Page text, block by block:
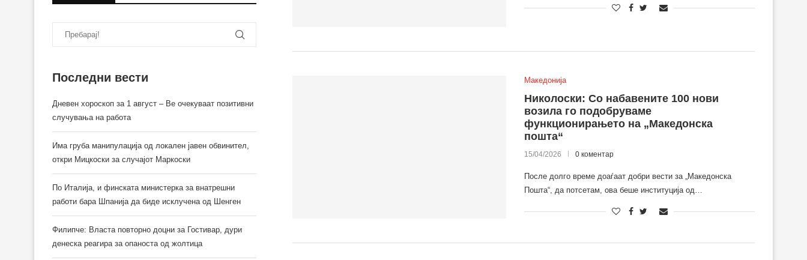
Македонија
Николоски: Со набавените 100 нови
возила го подобруваме
функционирањето на „Македонска
пошта“
15/04/2026 0 коментар
После долго време доаѓаат добри вести за „Македонска
Пошта“, да потсетам, ова беше институција од…
Последни вести
Дневен хороскоп за 1 август – Ве очекуваат позитивни
случувања на работа
Има груба манипулација од локален јавен обвинител,
откри Мицкоски за случајот Маркоски
По Италија, и финската министерка за внатрешни
работи бара Шпанија да биде исклучена од Шенген
Филипче: Власта повторно доцни за Гостивар, дури
денеска реагира за опаноста од жолтица